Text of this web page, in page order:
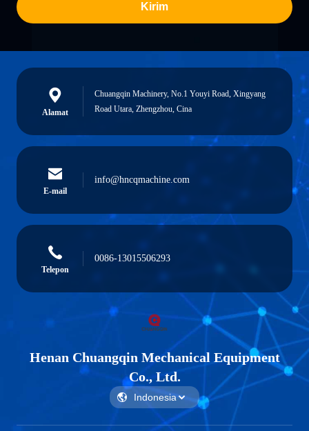
Kirim
Alamat
Chuangqin Machinery, No.1 Youyi Road, Xingyang
Road Utara, Zhengzhou, Cina
E-mail
info@hncqmachine.com
Telepon
0086-13015506293
Henan Chuangqin Mechanical Equipment
Co., Ltd.